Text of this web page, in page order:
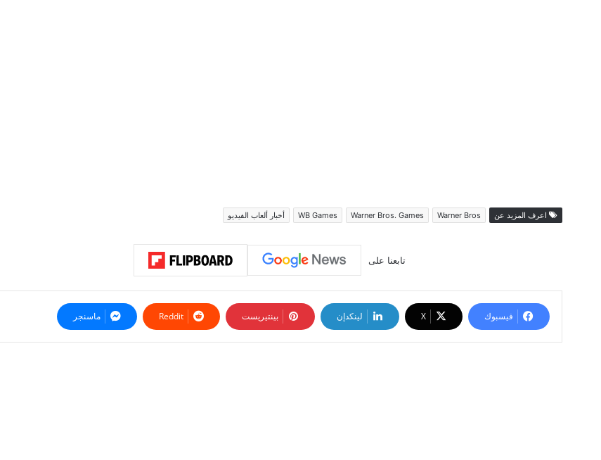
اعرف المزيد عن Warner Bros
Warner Bros. Games
WB Games أخبار ألعاب الفيديو
تابعنا على
فيسبوك ‫X لينكدإن بينتيريست ‏Reddit ماسنجر